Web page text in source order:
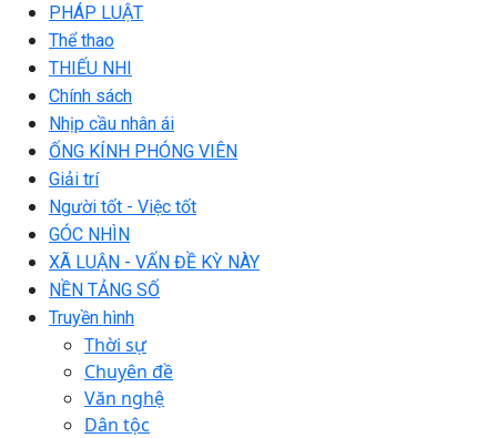
PHÁP LUẬT
Thể thao
THIẾU NHI
Chính sách
Nhịp cầu nhân ái
ỐNG KÍNH PHÓNG VIÊN
Giải trí
Người tốt - Việc tốt
GÓC NHÌN
XÃ LUẬN - VẤN ĐỀ KỲ NÀY
NỀN TẢNG SỐ
Truyền hình
Thời sự
Chuyên đề
Văn nghệ
Dân tộc